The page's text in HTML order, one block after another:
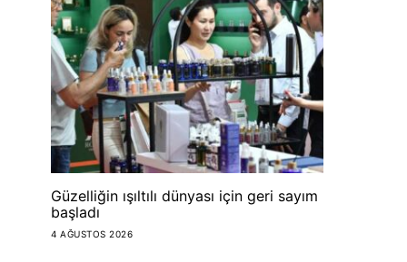
Güzelliğin ışıltılı dünyası için geri sayım
başladı
4 AĞUSTOS 2026